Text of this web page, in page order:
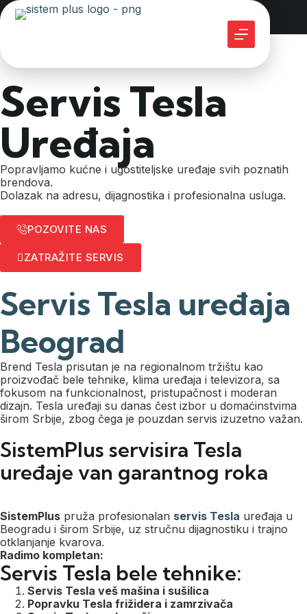
Servis Tesla
Uređaja
Popravljamo kućne i ugostiteljske uređaje svih poznatih
brendova.
Dolazak na adresu, dijagnostika i profesionalna usluga.
POZOVITE NAS
ZATRAŽITE SERVIS
Servis Tesla uređaja
Beograd
Brend Tesla prisutan je na regionalnom tržištu kao
proizvođač bele tehnike, klima uređaja i televizora, sa
fokusom na funkcionalnost, pristupačnost i moderan
dizajn. Tesla uređaji su danas čest izbor u domaćinstvima
širom Srbije, zbog čega je pouzdan servis izuzetno važan.
SistemPlus servisira Tesla
uređaje van garantnog roka​
SistemPlus pruža profesionalan servis Tesla uređaja u
Beogradu i širom Srbije, uz stručnu dijagnostiku i trajno
otklanjanje kvarova.
Radimo kompletan:
Servis Tesla bele tehnike:
Servis Tesla veš mašina i sušilica
Popravku Tesla frižidera i zamrzivača